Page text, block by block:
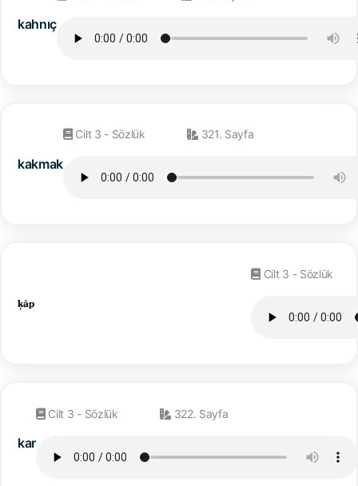
kahnıç
kakmak
Cilt 3 - Sözlük 321. Sayfa
Cilt 3 - Sözlük
kar
Cilt 3 - Sözlük 322. Sayfa